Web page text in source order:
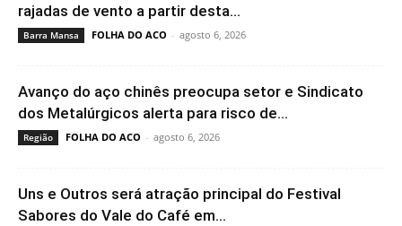
rajadas de vento a partir desta...
Barra Mansa FOLHA DO ACO - agosto 6, 2026
Avanço do aço chinês preocupa setor e Sindicato
dos Metalúrgicos alerta para risco de...
Região FOLHA DO ACO - agosto 6, 2026
Uns e Outros será atração principal do Festival
Sabores do Vale do Café em...